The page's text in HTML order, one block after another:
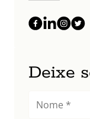
Deixe